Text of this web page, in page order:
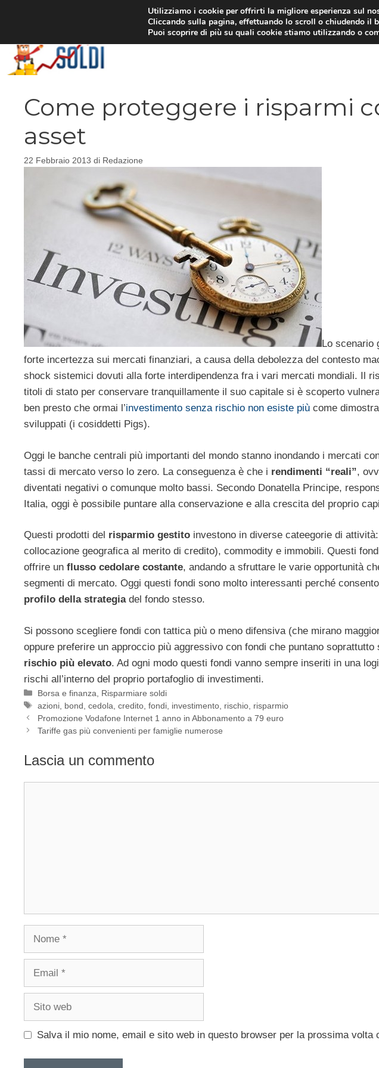
Come proteggere i risparmi
asset
22 Febbraio 2013 di Redazione
Lo scenario
forte incertezza sui mercati finanziari, a causa della debolezza del contesto
shock sistemici dovuti alla forte interdipendenza fra i vari mercati mondiali. Il
titoli di stato per conservare tranquillamente il suo capitale si è scoperto
ben presto che ormai l’investimento senza rischio non esiste più come
sviluppati (i cosiddetti Pigs).
Oggi le banche centrali più importanti del mondo stanno inondando i mercati
tassi di mercato verso lo zero. La conseguenza è che i rendimenti “reali”,
diventati negativi o comunque molto bassi. Secondo Donatella Principe,
Italia, oggi è possibile puntare alla conservazione e alla crescita del proprio
Questi prodotti del risparmio gestito investono in diverse cateegorie di
collocazione geografica al merito di credito), commodity e immobili. Questi
offrire un flusso cedolare costante, andando a sfruttare le varie opportunità
segmenti di mercato. Oggi questi fondi sono molto interessanti perché
profilo della strategia del fondo stesso.
Si possono scegliere fondi con tattica più o meno difensiva (che mirano
oppure preferire un approccio più aggressivo con fondi che puntano
rischio più elevato. Ad ogni modo questi fondi vanno sempre inseriti in una
rischi all’interno del proprio portafoglio di investimenti.
Categorie
Borsa e finanza
Risparmiare soldi
Tag
azioni bond ,cedola ,credito ,fondi investimento rischio risparmio
Promozione Vodafone Internet 1 anno in Abbonamento a 79 euro
Tariffe gas più convenienti per famiglie numerose
Lascia un commento
Nome
Email
Sito
Salva il mio nome, email e sito web in questo browser per la prossima volta
Utilizziamo i cookie per offrirti la migliore esperienza sul
Cliccando sulla pagina, effettuando lo scroll o chiudendo il
Puoi scoprire di più su quali cookie stiamo utilizzando o